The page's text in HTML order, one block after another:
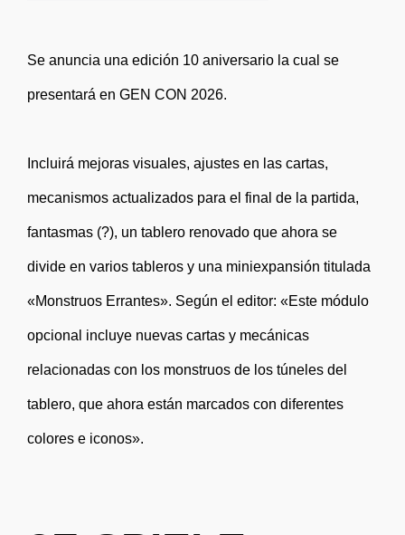
Se anuncia una edición 10 aniversario la cual se
presentará en GEN CON 2026.
Incluirá mejoras visuales, ajustes en las cartas,
mecanismos actualizados para el final de la partida,
fantasmas (?), un tablero renovado que ahora se
divide en varios tableros y una miniexpansión titulada
«Monstruos Errantes». Según el editor: «Este módulo
opcional incluye nuevas cartas y mecánicas
relacionadas con los monstruos de los túneles del
tablero, que ahora están marcados con diferentes
colores e iconos».